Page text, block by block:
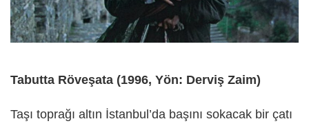
Tabutta Röveşata (1996, Yön: Derviş Zaim)
Taşı toprağı altın İstanbul’da başını sokacak bir çatı